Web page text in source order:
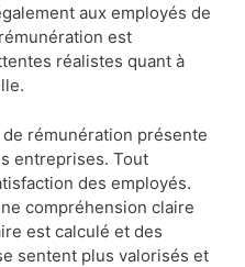
aux employés de
est
réalistes quant à
rémunération présente
entreprises. Tout
des employés.
compréhension claire
est calculé et des
sentent plus valorisés et